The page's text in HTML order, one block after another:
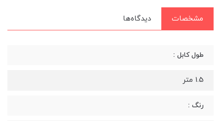
مشخصات دیدگاه‌ها
طول کابل :
1.5 متر
رنگ :